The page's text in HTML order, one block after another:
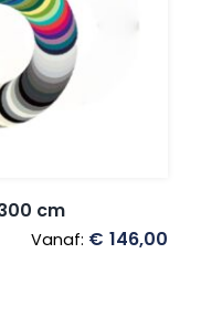
cm
Vanaf: € 146,00